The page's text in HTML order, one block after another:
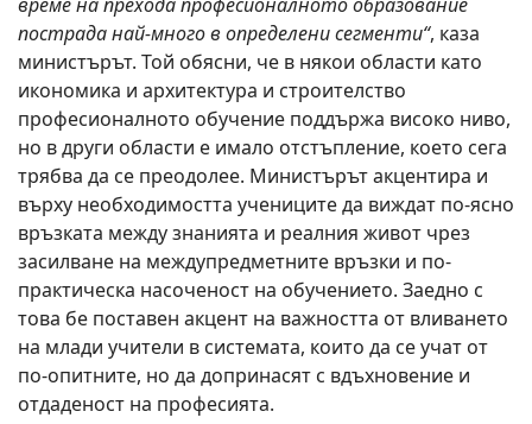
пострада най-много в определени сегменти“, каза
министърът. Той обясни, че в някои области като
икономика и архитектура и строителство
професионалното обучение поддържа високо ниво,
но в други области е имало отстъпление, което сега
трябва да се преодолее. Министърът акцентира и
върху необходимостта учениците да виждат по-ясно
връзката между знанията и реалния живот чрез
засилване на междупредметните връзки и по-
практическа насоченост на обучението. Заедно с
това бе поставен акцент на важността от вливането
на млади учители в системата, които да се учат от
по-опитните, но да допринасят с вдъхновение и
отдаденост на професията.